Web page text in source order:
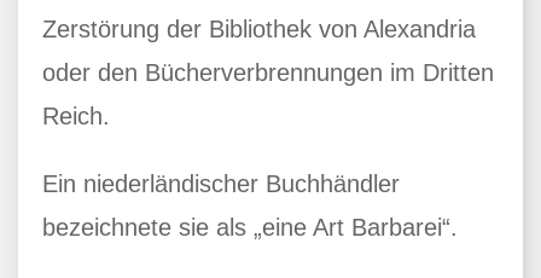
Zerstörung der Bibliothek von Alexandria
oder den Bücherverbrennungen im Dritten
Reich.
Ein niederländischer Buchhändler
bezeichnete sie als „eine Art Barbarei“.